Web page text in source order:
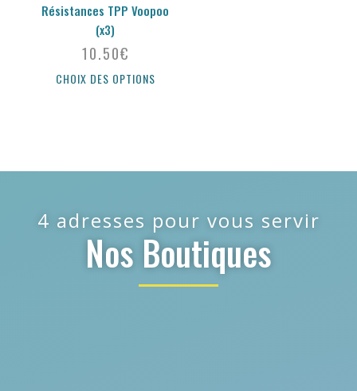
Résistances TPP Voopoo
(x3)
10.50€
CHOIX DES OPTIONS
4 adresses pour vous servir
Nos Boutiques